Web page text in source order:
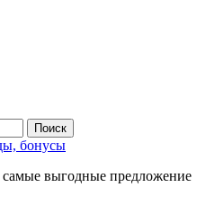
бонусы
выгодные предложение